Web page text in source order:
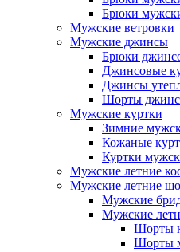
Брюки
Мужские ветровки
Мужские джинсы
Брюки
Джинсовые
Джинсы
Шорты
Мужские куртки
Зимние
Кожаные
Куртки
Мужские летние
Мужские летние
Мужские
Мужские
Шорты
Шорты